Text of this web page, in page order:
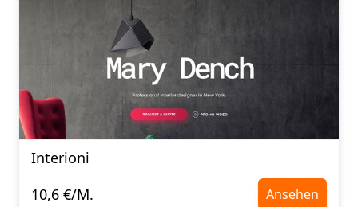
Interioni
10,6 €/M.
Ansehen